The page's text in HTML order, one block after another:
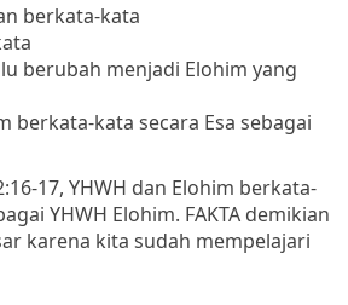
berkata-kata
berubah menjadi Elohim yang
berkata-kata secara Esa sebagai
17, YHWH dan Elohim berkata-
YHWH Elohim. FAKTA demikian
karena kita sudah mempelajari